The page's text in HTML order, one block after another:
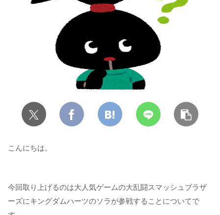
こんにちは。
今回取り上げるのは大人気ゲームの大乱闘スマッシュブラザ
ーズにキングダムハーツのソラが参戦することについてで